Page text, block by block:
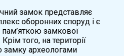
замок представляє
оборонних споруд і є
замкової
Крім того, на території
замку археологами